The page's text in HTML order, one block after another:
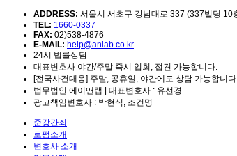
ADDRESS: 서울시 서초구 강남대로 337 (337빌딩 10
TEL: 1660-0337
FAX: 02)538-4876
E-MAIL: help@anlab.co.kr
24시 법률상담
대표변호사 야간/주말 즉시 입회, 접견 가능합니다.
[전국사건대응] 주말, 공휴일, 야간에도 상담 가능합니
법무법인 에이앤랩 | 대표변호사 : 유선경
광고책임변호사 : 박현식, 조건명
준강간죄
로펌소개
변호사 소개